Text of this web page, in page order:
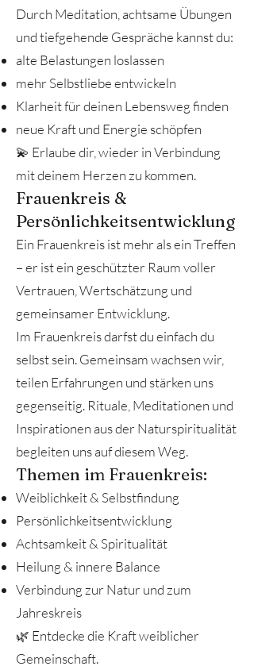
Durch Meditation, achtsame Übungen
und tiefgehende Gespräche kannst du:
alte Belastungen loslassen
mehr Selbstliebe entwickeln
Klarheit für deinen Lebensweg finden
neue Kraft und Energie schöpfen
💫 Erlaube dir, wieder in Verbindung
mit deinem Herzen zu kommen.
Frauenkreis &
Persönlichkeitsentwicklung
Ein Frauenkreis ist mehr als ein Treffen
– er ist ein geschützter Raum voller
Vertrauen, Wertschätzung und
gemeinsamer Entwicklung.
Im Frauenkreis darfst du einfach du
selbst sein. Gemeinsam wachsen wir,
teilen Erfahrungen und stärken uns
gegenseitig. Rituale, Meditationen und
Inspirationen aus der Naturspiritualität
begleiten uns auf diesem Weg.
Themen im Frauenkreis:
Weiblichkeit & Selbstfindung
Persönlichkeitsentwicklung
Achtsamkeit & Spiritualität
Heilung & innere Balance
Verbindung zur Natur und zum
Jahreskreis
🌿 Entdecke die Kraft weiblicher
Gemeinschaft.